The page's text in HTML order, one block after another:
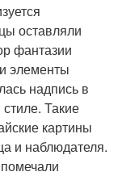
оставляли
фантазии
элементы
надпись в
Такие
картины
и наблюдателя.